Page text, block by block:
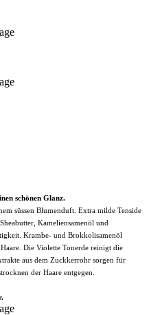
schönen Glanz.
süssen Blumenduft. Extra milde Tenside
Kameliensamenöl und
Krambe- und Brokkolisamenöl
Die Violette Tonerde reinigt die
aus dem Zuckkerrohr sorgen für
der Haare entgegen.